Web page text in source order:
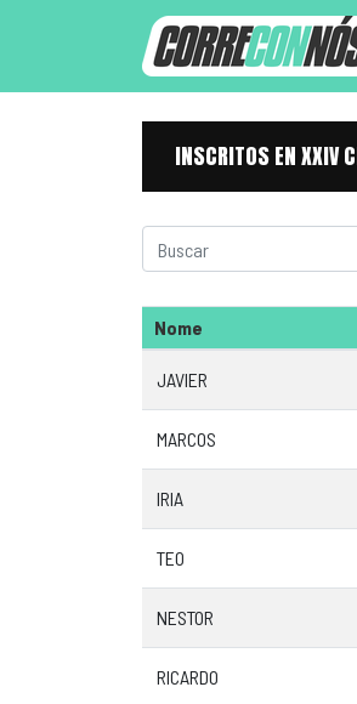
INSCRITOS EN XXIV
Nome
JAVIER
MARCOS
IRIA
TEO
NESTOR
RICARDO